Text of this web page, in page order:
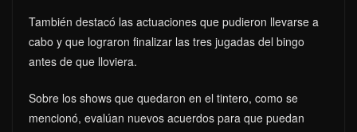
También destacó las actuaciones que pudieron llevarse a
cabo y que lograron finalizar las tres jugadas del bingo
antes de que lloviera.
Sobre los shows que quedaron en el tintero, como se
mencionó, evalúan nuevos acuerdos para que puedan